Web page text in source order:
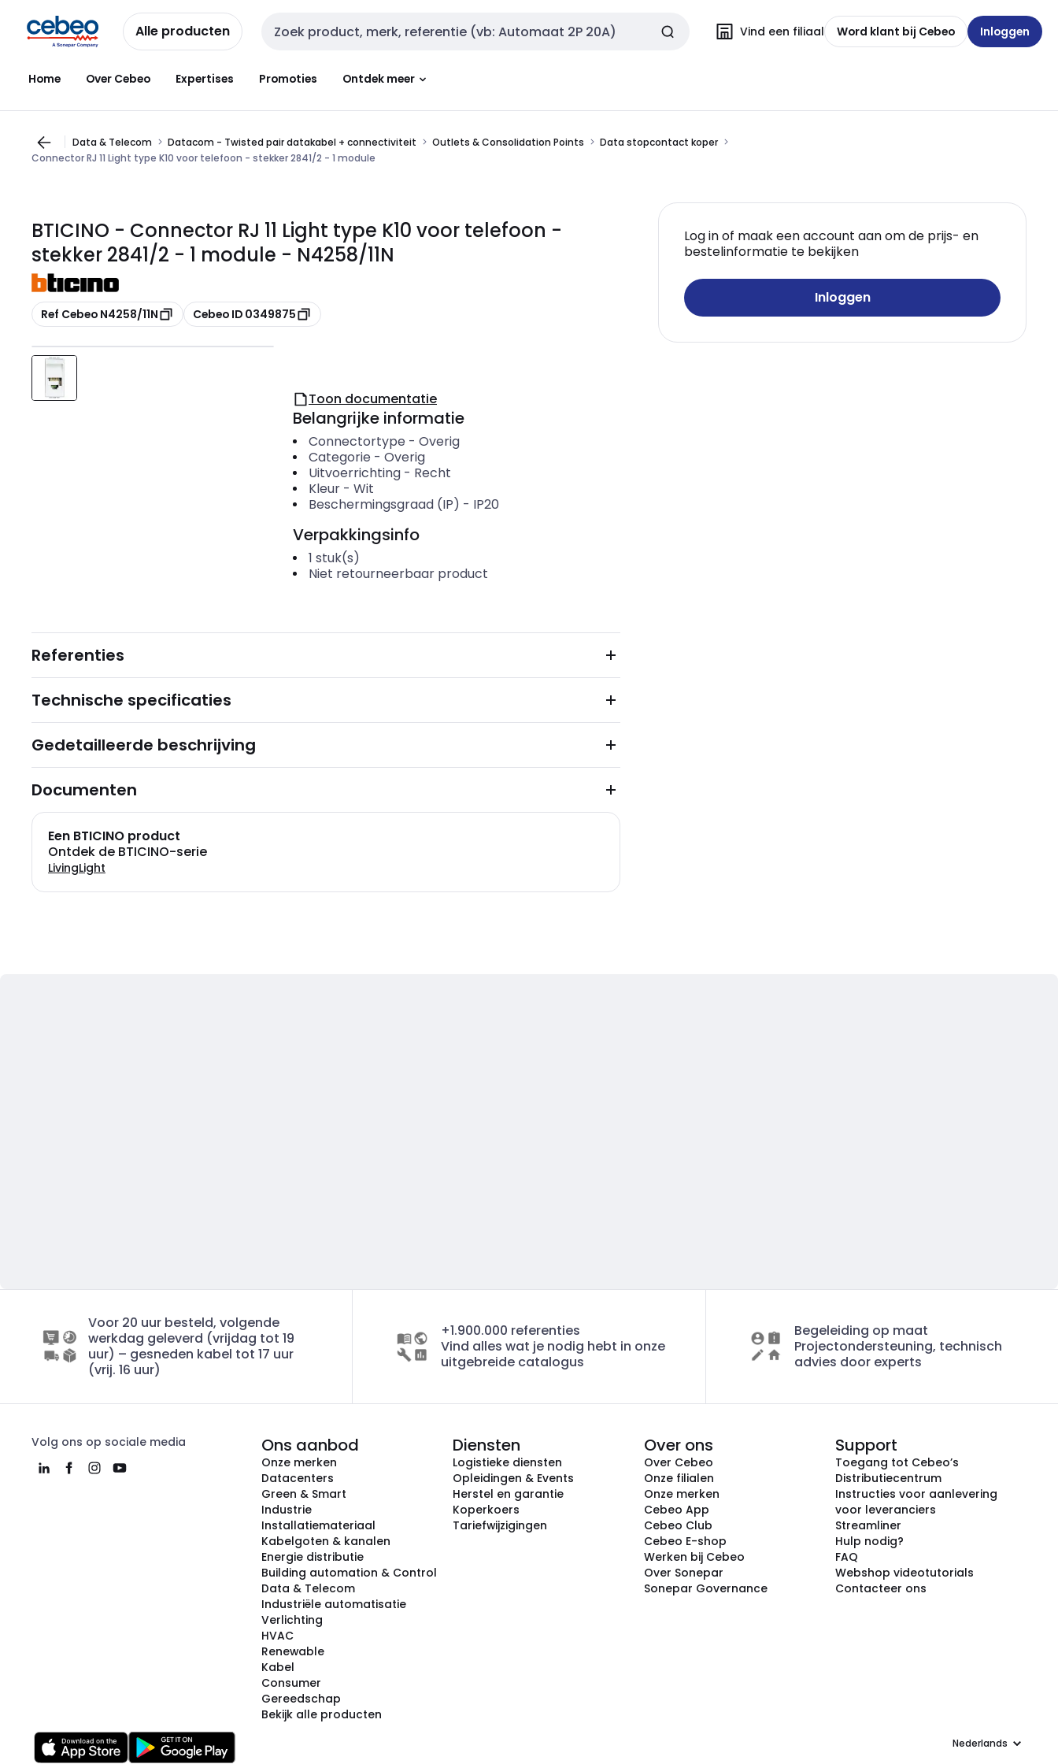
naar
navigatie
naar
inhoud
Alle producten Zoekveld invoer Vind een filiaal Word klant bij Cebeo Inloggen
Home Over Cebeo Expertises Promoties Ontdek meer
Data & Telecom Datacom - Twisted pair datakabel + connectiviteit Outlets & Consolidation Points
Data stopcontact koper
Connector RJ 11 Light type K10 voor telefoon - stekker 2841/2 - 1 module
BTICINO - Connector RJ 11 Light type K10 voor telefoon -
stekker 2841/2 - 1 module - N4258/11N
Kopiëren
Ref Cebeo N4258/11N Kopiëren
Cebeo ID 0349875
Log in of maak een account aan om de prijs- en
bestelinformatie te bekijken
Inloggen
Toon documentatie
Belangrijke informatie
Connectortype - Overig
Categorie - Overig
Uitvoerrichting- Recht
Kleur- Wit
Beschermingsgraad (IP) - IP20
Verpakkingsinfo
1 stuk(s)
Niet retourneerbaar product
Referenties
Technische specificaties
Gedetailleerde beschrijving
Documenten
Een BTICINO product
Ontdek de BTICINO-serie
LivingLight
Voor 20 uur besteld, volgende
werkdag geleverd (vrijdag tot 19
uur) – gesneden kabel tot 17 uur
(vrij. 16 uur)
+1.900.000 referenties
Vind alles wat je nodig hebt in onze
uitgebreide catalogus
Begeleiding op maat
Projectondersteuning, technisch
advies door experts
Volg ons op sociale media Ons aanbod
Onze merken
Datacenters
Green & Smart
Industrie
Installatiemateriaal
Kabelgoten & kanalen
Energie distributie
Building automation & Control
Data & Telecom
Industriële automatisatie
Verlichting
HVAC
Renewable
Kabel
Consumer
Gereedschap
Bekijk alle producten
Diensten
Logistieke diensten
Opleidingen & Events
Herstel en garantie
Koperkoers
Tariefwijzigingen
Over ons
Over Cebeo
Onze filialen
Onze merken
Cebeo App
Cebeo Club
Cebeo E-shop
Werken bij Cebeo
Over Sonepar
Sonepar Governance
Support
Toegang tot Cebeo’s
Distributiecentrum
Instructies voor aanlevering
voor leveranciers
Streamliner
Hulp nodig?
FAQ
Webshop videotutorials
Contacteer ons
Taal